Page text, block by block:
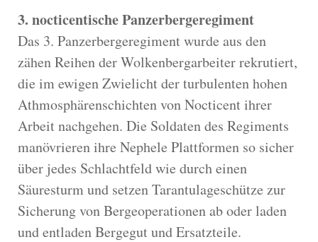
3. nocticentische Panzerbergeregiment
Das 3. Panzerbergeregiment wurde aus den
zähen Reihen der Wolkenbergarbeiter rekrutiert,
die im ewigen Zwielicht der turbulenten hohen
Athmosphärenschichten von Nocticent ihrer
Arbeit nachgehen. Die Soldaten des Regiments
manövrieren ihre Nephele Plattformen so sicher
über jedes Schlachtfeld wie durch einen
Säuresturm und setzen Tarantulageschütze zur
Sicherung von Bergeoperationen ab oder laden
und entladen Bergegut und Ersatzteile.